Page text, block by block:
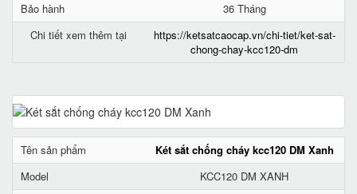
Bảo hành
36 Tháng
Chi tiết xem thêm tại
https://ketsatcaocap.vn/chi-tiet/ket-sat-
chong-chay-kcc120-dm
Tên sản phẩm
Két sắt chống cháy kcc120 DM Xanh
Model
KCC120 DM XANH